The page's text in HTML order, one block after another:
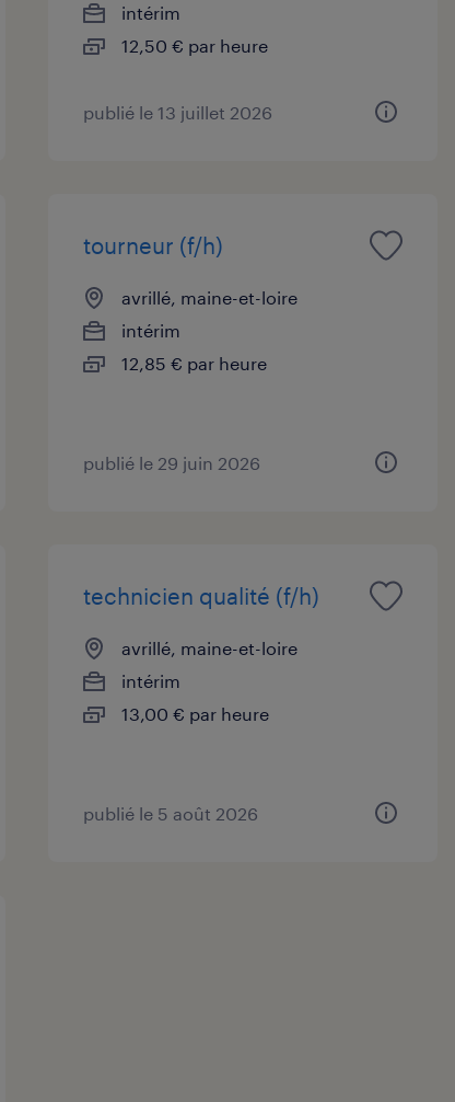
intérim
12,50 € par heure
publié le 13 juillet 2026
tourneur (f/h)
avrillé, maine-et-loire
intérim
12,85 € par heure
publié le 29 juin 2026
technicien qualité (f/h)
avrillé, maine-et-loire
intérim
13,00 € par heure
publié le 5 août 2026